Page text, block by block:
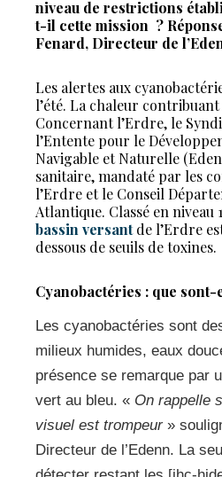
niveau de restrictions
t-il cette mission ?
Fenard, Directeur de
Les alertes aux
l’été. La chaleur
Concernant l’Erdre, le
l’Entente pour le
Navigable et Naturelle
sanitaire, mandaté par les
l’Erdre et le Conseil
Atlantique. Classé en niveau
bassin versantde l’Erdre
dessous de seuils de toxines.
Cyanobactéries : que sont-
Les cyanobactéries sont
milieux humides, eaux
présence se remarque par
vert au bleu. « On rappelle
visuel est trompeur»
Directeur de l’Edenn. La